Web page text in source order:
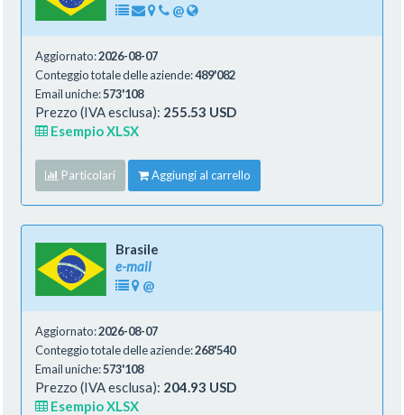
@
Aggiornato:2026-08-07
Conteggio totale delle aziende:489'082
Email uniche:573'108
Prezzo (IVA esclusa): 255.53 USD
Esempio XLSX
Particolari Aggiungi al carrello
Brasile
e-mail
@
Aggiornato:2026-08-07
Conteggio totale delle aziende:268'540
Email uniche:573'108
Prezzo (IVA esclusa): 204.93 USD
Esempio XLSX